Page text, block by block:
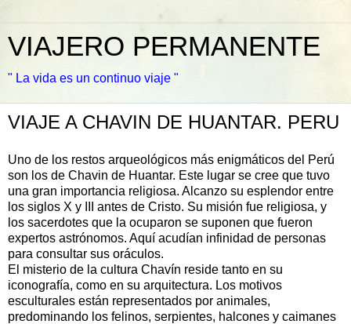
VIAJERO PERMANENTE
" La vida es un continuo viaje "
VIAJE A CHAVIN DE HUANTAR. PERU
Uno de los restos arqueológicos más enigmáticos del Perú
son los de Chavin de Huantar. Este lugar se cree que tuvo
una gran importancia religiosa. Alcanzo su esplendor entre
los siglos X y III antes de Cristo. Su misión fue religiosa, y
los sacerdotes que la ocuparon se suponen que fueron
expertos astrónomos. Aquí acudían infinidad de personas
para consultar sus oráculos.
El misterio de la cultura Chavín reside tanto en su
iconografía, como en su arquitectura. Los motivos
esculturales están representados por animales,
predominando los felinos, serpientes, halcones y caimanes